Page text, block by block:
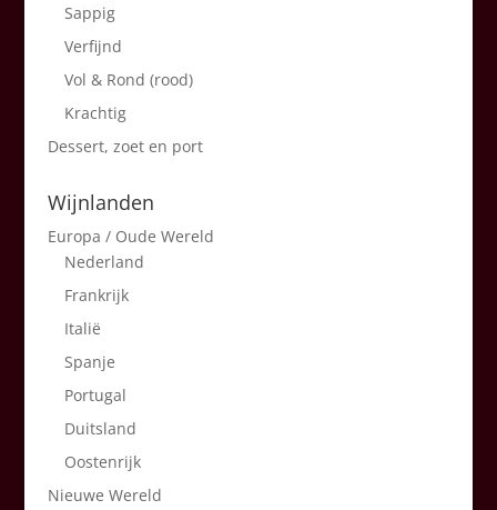
Sappig
Verfijnd
Vol & Rond (rood)
Krachtig
Dessert, zoet en port
Wijnlanden
Europa / Oude Wereld
Nederland
Frankrijk
Italië
Spanje
Portugal
Duitsland
Oostenrijk
Nieuwe Wereld